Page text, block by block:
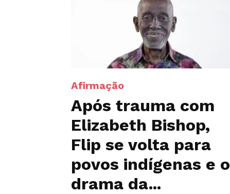
Afirmação
Após trauma com
Elizabeth Bishop,
Flip se volta para
povos indígenas e o
drama da...